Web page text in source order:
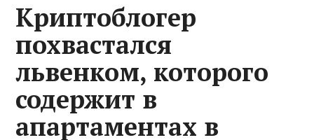
Криптоблогер
похвастался
львенком, которого
содержит в
апартаментах в